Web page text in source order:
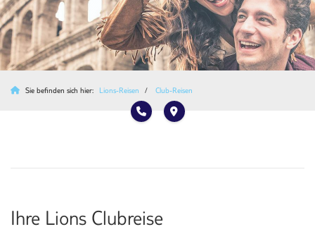
Sie befinden sich hier: Lions-Reisen Club-Reisen
Ihre Lions Clubreise